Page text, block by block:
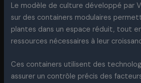
Le modèle de culture développé par
sur des containers modulaires
plantes dans un espace réduit, tout
ressources nécessaires à leur
Ces containers utilisent des
assurer un contrôle précis des